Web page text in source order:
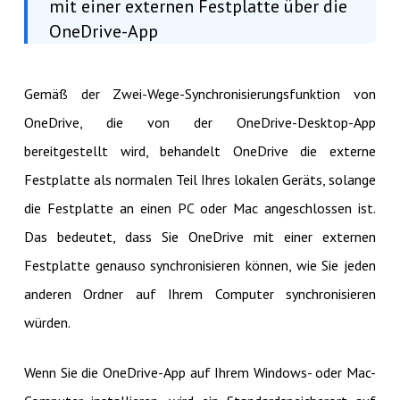
mit einer externen Festplatte über die
OneDrive-App
Gemäß der Zwei-Wege-Synchronisierungsfunktion von
OneDrive, die von der OneDrive-Desktop-App
bereitgestellt wird, behandelt OneDrive die externe
Festplatte als normalen Teil Ihres lokalen Geräts, solange
die Festplatte an einen PC oder Mac angeschlossen ist.
Das bedeutet, dass Sie OneDrive mit einer externen
Festplatte genauso synchronisieren können, wie Sie jeden
anderen Ordner auf Ihrem Computer synchronisieren
würden.
Wenn Sie die OneDrive-App auf Ihrem Windows- oder Mac-